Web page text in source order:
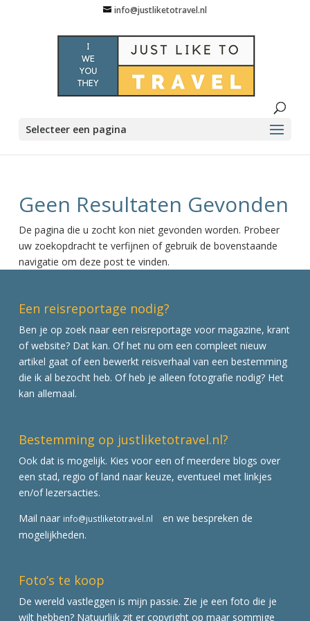
info@justliketotravel.nl
Selecteer een pagina
Geen Resultaten Gevonden
De pagina die u zocht kon niet gevonden worden. Probeer
uw zoekopdracht te verfijnen of gebruik de bovenstaande
navigatie om deze post te vinden.
Een reisreportage nodig?
Ben je op zoek naar een reisreportage voor magazine, krant
of website? Dat kan. Of het nu om een compleet nieuw
artikel gaat of een bewerkt reisverhaal van een bestemming
die ik al bezocht heb. Of heb je alleen fotografie nodig? Het
kan allemaal.
Bestemming op justliketotravel.nl?
Ook dat is mogelijk. Kies voor een of meerdere blogs over
een stad, regio of land naar keuze, eventueel met linkjes
en/of lezersacties.
Mail naar info@justliketotravel.nl
en we bespreken de
mogelijkheden.
Foto’s te koop
De wereld vastleggen is mijn passie. Zie je een foto die je
wilt hebben? Natuurlijk zit er copyright op maar sommige